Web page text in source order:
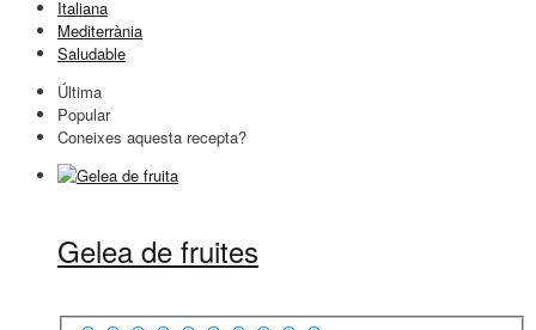
Italiana
Mediterrània
Saludable
Última
Popular
Coneixes aquesta recepta?
Gelea de fruites